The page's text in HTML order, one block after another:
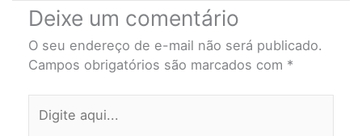
Deixe um comentário
O seu endereço de e-mail não será publicado.
Campos obrigatórios são marcados com *
aqui...